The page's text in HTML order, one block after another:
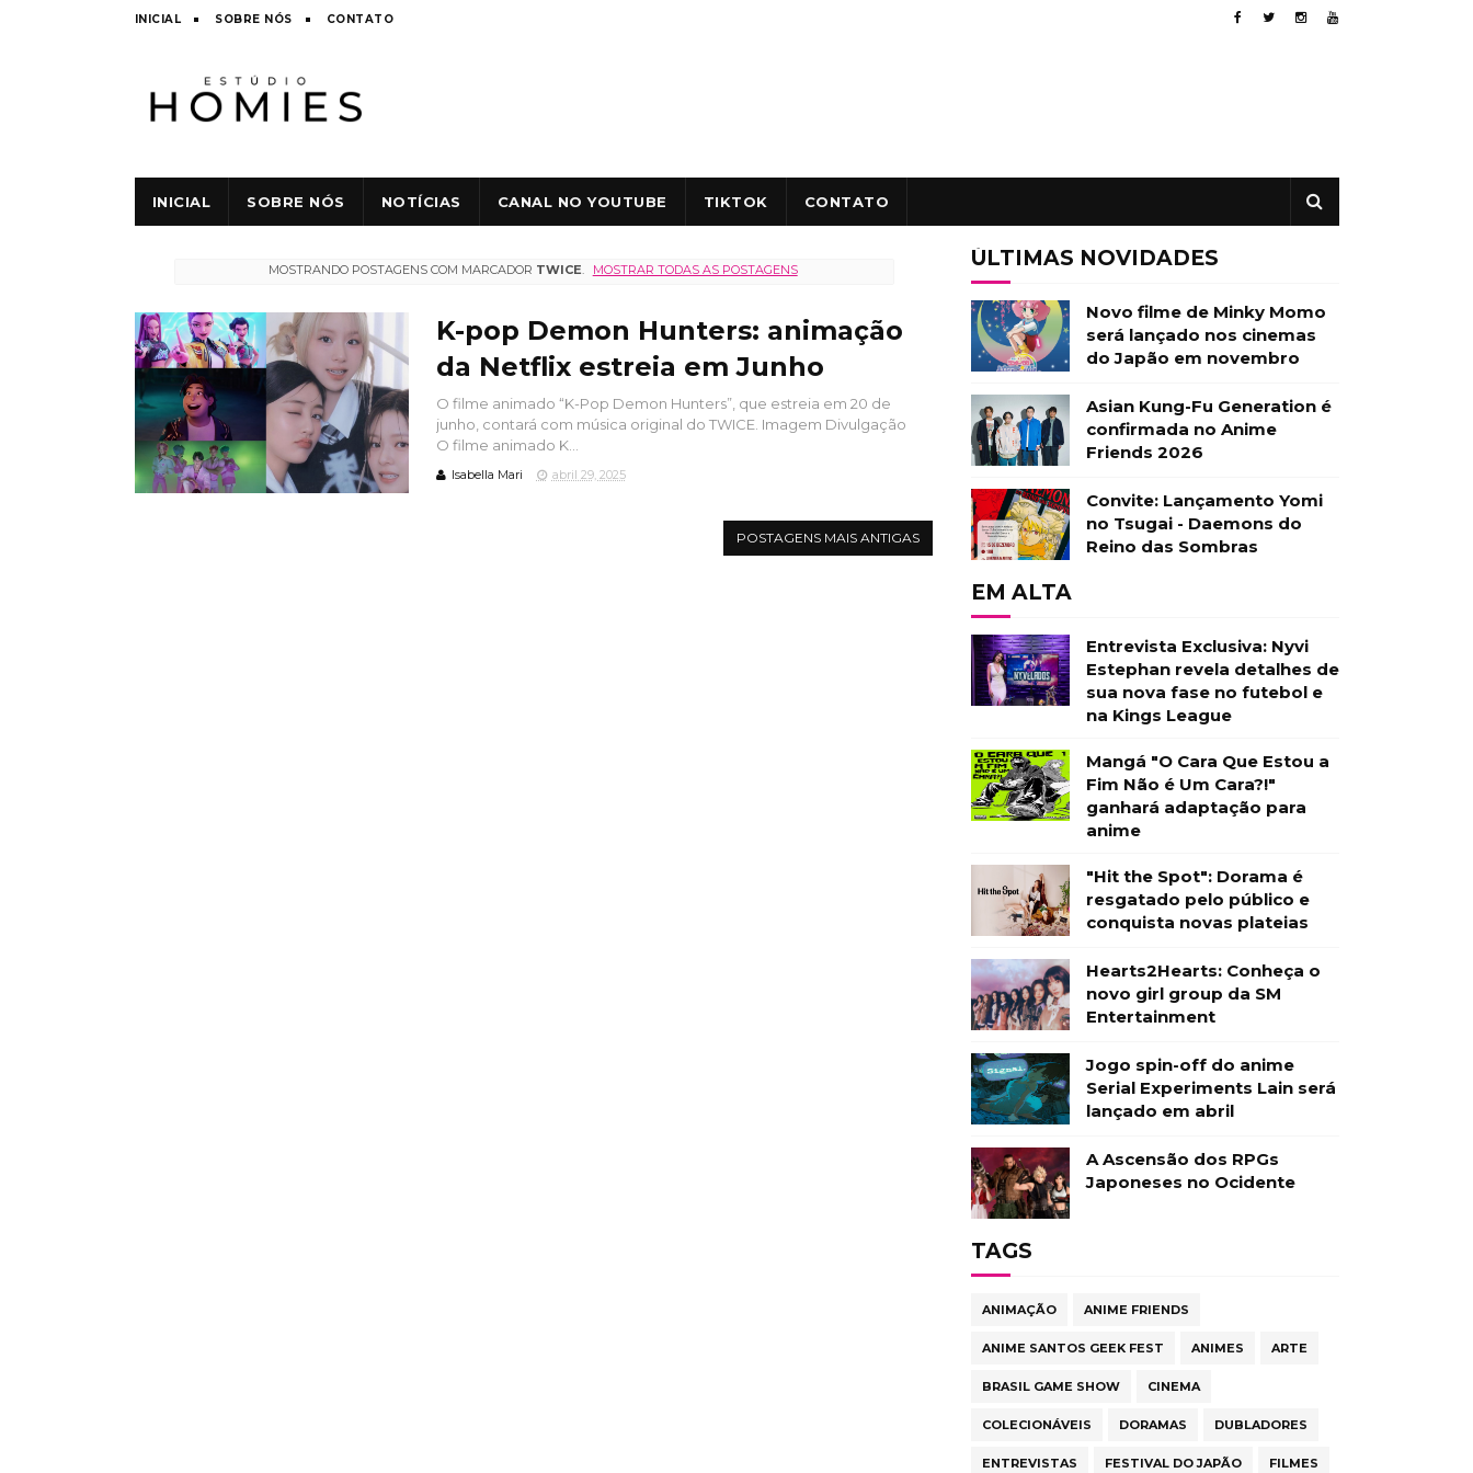
INICIAL SOBRE NÓS CONTATO
INICIAL SOBRE NÓS NOTÍCIAS CANAL NO YOUTUBE TIKTOK CONTATO
MOSTRANDO POSTAGENS COM MARCADOR TWICE. MOSTRAR TODAS AS POSTAGENS
K-pop Demon Hunters: animação
da Netflix estreia em Junho
O filme animado “K-Pop Demon Hunters”, que estreia em 20 de
junho, contará com música original do TWICE. Imagem Divulgação
O filme animado K...
Isabella Mari abril 29, 2025
POSTAGENS MAIS ANTIGAS
ÚLTIMAS NOVIDADES
Novo filme de Minky Momo
será lançado nos cinemas
do Japão em novembro
Asian Kung-Fu Generation é
confirmada no Anime
Friends 2026
Convite: Lançamento Yomi
no Tsugai - Daemons do
Reino das Sombras
EM ALTA
Entrevista Exclusiva: Nyvi
Estephan revela detalhes de
sua nova fase no futebol e
na Kings League
Mangá "O Cara Que Estou a
Fim Não é Um Cara?!"
ganhará adaptação para
anime
"Hit the Spot": Dorama é
resgatado pelo público e
conquista novas plateias
Hearts2Hearts: Conheça o
novo girl group da SM
Entertainment
Jogo spin-off do anime
Serial Experiments Lain será
lançado em abril
A Ascensão dos RPGs
Japoneses no Ocidente
TAGS
ANIMAÇÃO ANIME FRIENDS
ANIME SANTOS GEEK FEST ANIMES ARTE
BRASIL GAME SHOW CINEMA
COLECIONÁVEIS DORAMAS DUBLADORES
ENTREVISTAS FESTIVAL DO JAPÃO FILMES